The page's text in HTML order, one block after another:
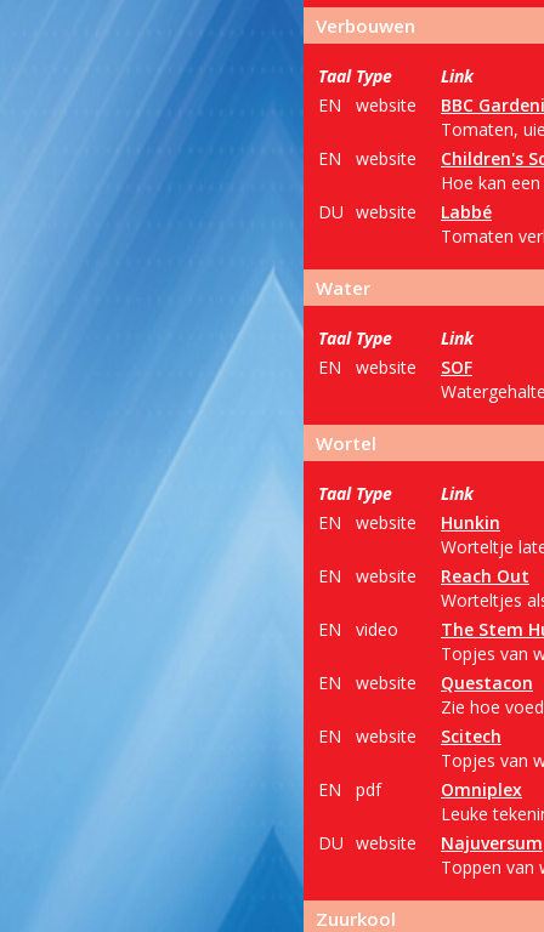
Verbouwen
Taal Type
Link
EN
website
BBC
Tomaten,
EN
website
Children's
Hoe kan
DU website
Labbé
Tomaten
Water
Taal Type
Link
EN
website
SOF
Wortel
Taal Type
Link
EN
website
Hunkin
Worteltje
EN
website
Reach Out
Worteltjes
EN
video
The Stem
Topjes van
EN
website
Questacon
Zie hoe
EN
website
Scitech
Topjes van
EN
pdf
Omniplex
Leuke
DU website
Najuversum
Toppen van
Zuurkool